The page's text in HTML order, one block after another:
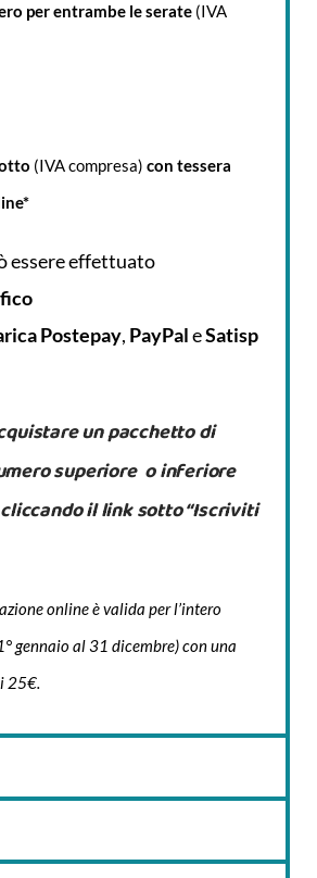
per entrambe le serate (IVA
(IVA compresa) con tessera
essere effettuato
Postepay, PayPaleSatisp
un pacchetto di
superiore o inferiore
il link sotto “Iscriviti
online è valida per l’intero
gennaio al 31 dicembre) con una
25€.